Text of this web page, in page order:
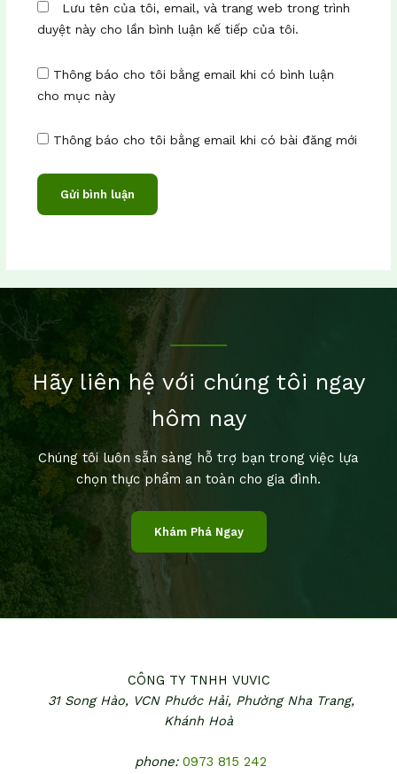
Lưu tên của tôi, email, và trang web trong trình
duyệt này cho lần bình luận kế tiếp của tôi.
Thông báo cho tôi bằng email khi có bình luận
cho mục này
Thông báo cho tôi bằng email khi có bài đăng mới
Hãy liên hệ với chúng tôi ngay
hôm nay
Chúng tôi luôn sẵn sàng hỗ trợ bạn trong việc lựa
chọn thực phẩm an toàn cho gia đình.
Khám Phá Ngay
CÔNG TY TNHH VUVIC
31 Song Hào, VCN Phước Hải,Phường Nha Trang,
Khánh Hoà
phone: 0973 815 242